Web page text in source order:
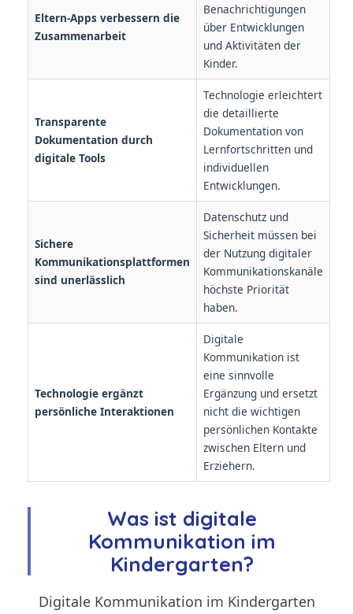
Eltern-Apps verbessern die
Zusammenarbeit
Benachrichtigungen
über Entwicklungen
und Aktivitäten der
Kinder.
Transparente
Dokumentation durch
digitale Tools
Technologie erleichtert
die detaillierte
Dokumentation von
Lernfortschritten und
individuellen
Entwicklungen.
Sichere
Kommunikationsplattformen
sind unerlässlich
Datenschutz und
Sicherheit müssen bei
der Nutzung digitaler
Kommunikationskanäle
höchste Priorität
haben.
Technologie ergänzt
persönliche Interaktionen
Digitale
Kommunikation ist
eine sinnvolle
Ergänzung und ersetzt
nicht die wichtigen
persönlichen Kontakte
zwischen Eltern und
Erziehern.
Was ist digitale
Kommunikation im
Kindergarten?
Digitale Kommunikation im Kindergarten